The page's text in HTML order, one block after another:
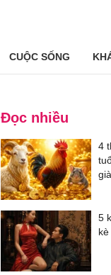
CUỘC SỐNG
Đọc nhiều
4
5